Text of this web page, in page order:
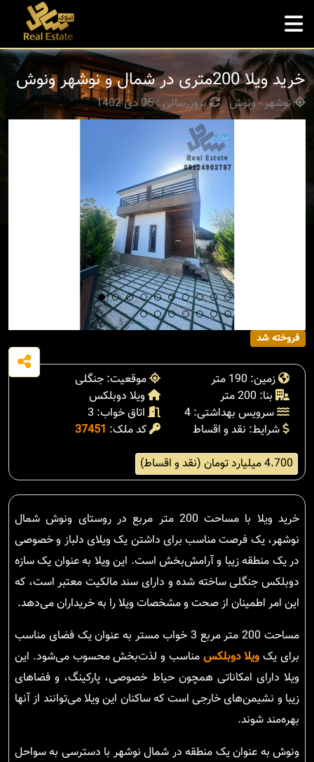
خرید ویلا 200متری در شمال و نوشهر ونوش
نوشهر - ونوش بروزرسانی : 05 دی 1402
فروخته شد
زمین: 190 متر
موقعیت: جنگلی
بنا: 200 متر
ویلا دوبلکس
سرویس بهداشتی: 4
اتاق خواب: 3
شرایط: نقد و اقساط
کد ملک: 37451
4.700 میلیارد تومان (نقد و اقساط)
خرید ویلا با مساحت 200 متر مربع در روستای ونوش شمال
نوشهر، یک فرصت مناسب برای داشتن یک ویلای دلباز و خصوصی
در یک منطقه زیبا و آرامش‌بخش است. این ویلا به عنوان یک سازه
دوبلکس جنگلی ساخته شده و دارای سند مالکیت معتبر است، که
این امر اطمینان از صحت و مشخصات ویلا را به خریداران می‌دهد.
مساحت 200 متر مربع 3 خواب مستر به عنوان یک فضای مناسب
برای یک ویلا دوبلکس مناسب و لذت‌بخش محسوب می‌شود. این
ویلا دارای امکاناتی همچون حیاط خصوصی، پارکینگ، و فضاهای
زیبا و نشیمن‌های خارجی است که ساکنان این ویلا می‌توانند از آنها
بهره‌مند شوند.
ونوش به عنوان یک منطقه در شمال نوشهر با دسترسی به سواحل